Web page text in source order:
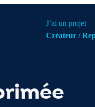
J’ai un projet
Créateur /